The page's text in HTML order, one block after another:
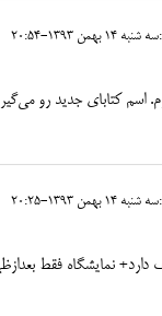
14 بهمن 1393-20:54
اسم کتابای جدید رو
14 بهمن 1393-20:25
شهر خواند+ کتاب ها 30 درصد تخفیف دارد+ نمایشگاه فقط